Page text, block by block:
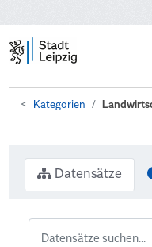
Kategorien
Datensätze